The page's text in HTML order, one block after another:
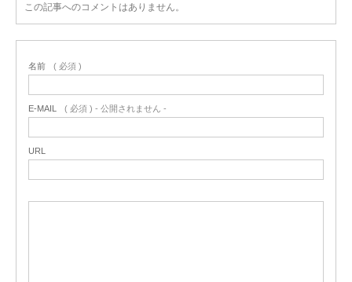
この記事へのコメントはありません。
名前 ( 必須 )
E-MAIL ( 必須 ) - 公開されません -
URL